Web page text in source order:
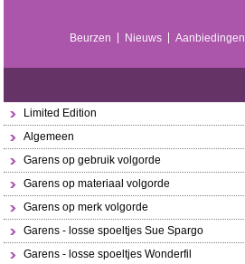
Beurzen Nieuws Aanbiedingen
Limited Edition
Algemeen
Garens op gebruik volgorde
Garens op materiaal volgorde
Garens op merk volgorde
Garens - losse spoeltjes Sue Spargo
Garens - losse spoeltjes Wonderfil